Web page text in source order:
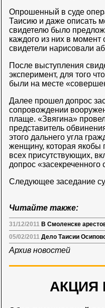
Опрошенный в суде
Таисию и даже описать
свидетелю было
каждого из них в момент
свидетели нарисовали
После выступления
эксперимент, для того
были на месте
Далее прошел допрос
сопровождении
плаще. «Звягина»
представитель
этого дальнего угла
женщину, которая якобы
всех присутствующих,
допрос «засекреченного
Следующее заседание
Читайте также:
31/12/2011 В Смоленске
05/02/2011 Дело Таисии
Архив новостей
АКЦИЯ